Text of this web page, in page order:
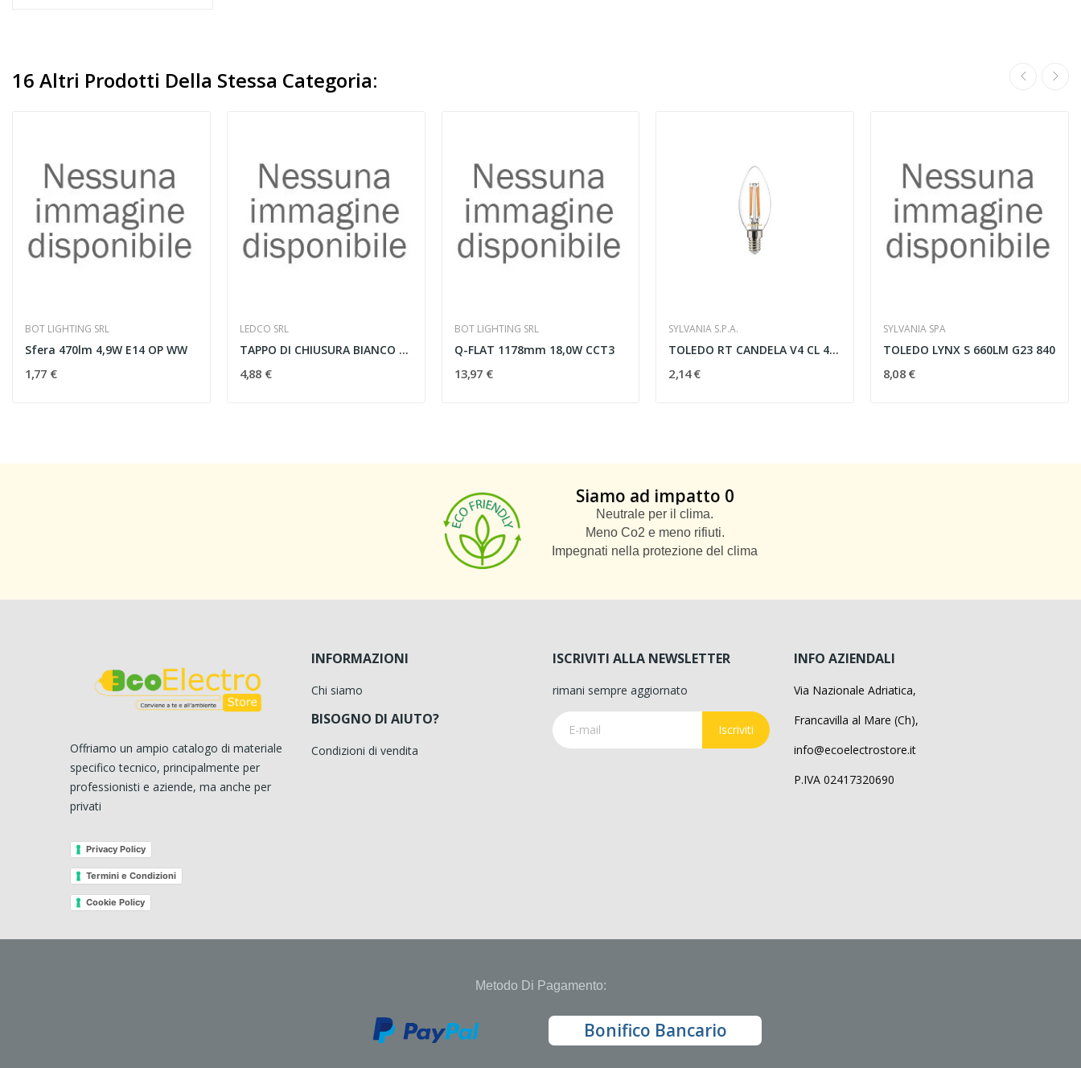
16 Altri Prodotti Della Stessa Categoria:
BOT LIGHTING SRL
Sfera 470lm 4,9W E14 OP WW
1,77 €
LEDCO SRL
TAPPO DI CHIUSURA BIANCO BINARIO MAGNETICO
4,88 €
BOT LIGHTING SRL
Q-FLAT 1178mm 18,0W CCT3
13,97 €
SYLVANIA S.P.A.
TOLEDO RT CANDELA V4 CL 470LM 827 E14 SL -...
2,14 €
SYLVANIA SPA
TOLEDO LYNX S 660LM G23 840
8,08 €
Siamo ad impatto 0
Neutrale per il clima.
Meno Co2 e meno rifiuti.
Impegnati nella protezione del clima
Offriamo un ampio catalogo di materiale
specifico tecnico, principalmente per
professionisti e aziende, ma anche per
privati
Privacy Policy
Termini e Condizioni
Cookie Policy
INFORMAZIONI
Chi siamo
BISOGNO DI AIUTO?
Condizioni di vendita
ISCRIVITI ALLA NEWSLETTER
rimani sempre aggiornato
Iscriviti
INFO AZIENDALI
Via Nazionale Adriatica,
Francavilla al Mare (Ch),
info@ecoelectrostore.it
P.IVA 02417320690
Metodo Di Pagamento:
Bonifico Bancario